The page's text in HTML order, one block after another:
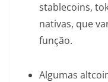
stablecoins,
nativas, que
função.
Algumas